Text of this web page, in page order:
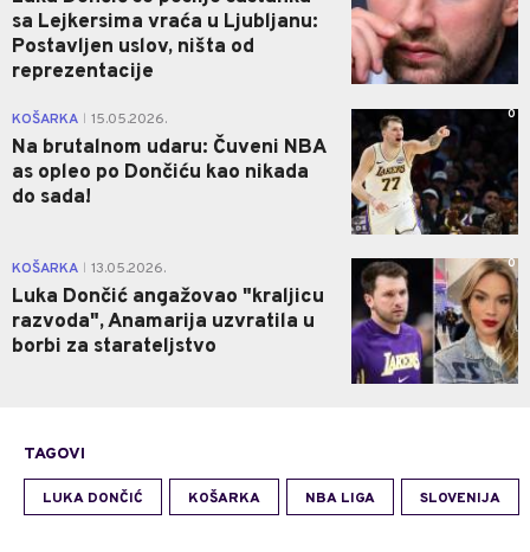
sa Lejkersima vraća u Ljubljanu:
Postavljen uslov, ništa od
reprezentacije
KOŠARKA 15.05.2026.
Na brutalnom udaru: Čuveni NBA
as opleo po Dončiću kao nikada
do sada!
0
KOŠARKA 13.05.2026.
Luka Dončić angažovao "kraljicu
razvoda", Anamarija uzvratila u
borbi za starateljstvo
0
TAGOVI
LUKA DONČIĆ KOŠARKA NBA LIGA SLOVENIJA